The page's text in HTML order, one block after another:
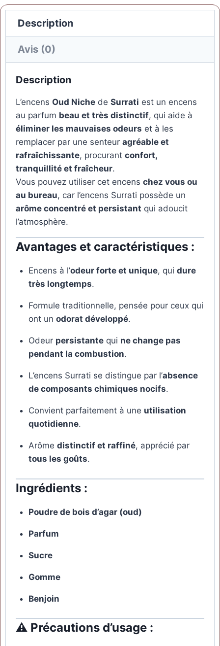
Description
Avis (0)
Description
L’encens Oud Niche de Surrati est un encens
au parfum beau et très distinctif, qui aide à
éliminer les mauvaises odeurs et à les
remplacer par une senteur agréable et
rafraîchissante, procurant confort,
tranquillité et fraîcheur.
Vous pouvez utiliser cet encens chez vous ou
au bureau, car l’encens Surrati possède un
arôme concentré et persistant qui adoucit
l’atmosphère.
Avantages et caractéristiques :
Encens à l’odeur forte et unique, qui dure
très longtemps.
Formule traditionnelle, pensée pour ceux qui
ont un odorat développé.
Odeur persistantequi ne change pas
pendant la combustion.
L’encens Surrati se distingue par l’absence
de composants chimiques nocifs.
Convient parfaitement à une utilisation
quotidienne.
Arôme distinctif et raffiné, apprécié par
tous les goûts.
Ingrédients :
Poudre de bois d’agar (oud)
Parfum
Sucre
Gomme
Benjoin
⚠️ Précautions d’usage :